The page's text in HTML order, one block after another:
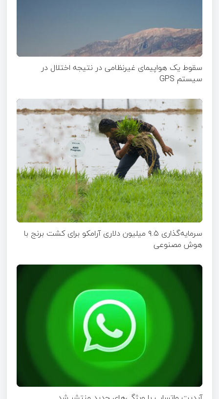
سقوط یک هواپیمای غیرنظامی در نتیجه اختلال در
سیستم‌ GPS
سرمایه‌گذاری ۹.۵ میلیون دلاری آرامکو برای کشت برنج با
هوش مصنوعی